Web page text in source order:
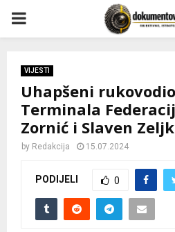
P
M
VIJESTI
Uhapšeni
Terminala
Zornić i Slaven
by Redakcija 15.07.2024
PODIJELI 0